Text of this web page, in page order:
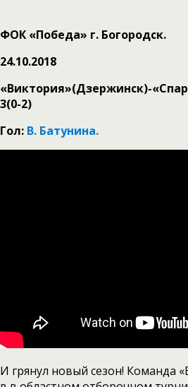
ФОК «Победа» г. Богородск.
24.10.2018
«Виктория»(Дзержинск)-
3(0-2)
Гол: В. Батунина.
И грянул новый сезон! Команда